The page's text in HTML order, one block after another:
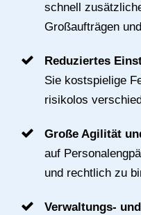
schnell
Großaufträgen
Reduziertes
Sie kostspielige
risikolos
Große Agilität
auf
und rechtlich zu
Verwaltungs-